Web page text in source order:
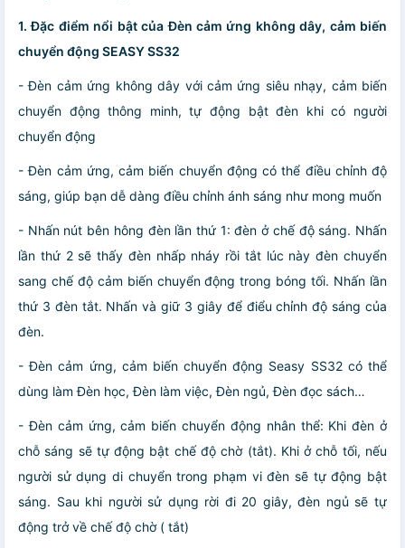
1. Đặc điểm nổi bật của Đèn cảm ứng không dây, cảm biến
chuyển động SEASY SS32
- Đèn cảm ứng không dây với cảm ứng siêu nhạy, cảm biến
chuyển động thông minh, tự động bật đèn khi có người
chuyển động
- Đèn cảm ứng, cảm biến chuyển động có thể điều chỉnh độ
sáng, giúp bạn dễ dàng điều chỉnh ánh sáng như mong muốn
- Nhấn nút bên hông đèn lần thứ 1: đèn ở chế độ sáng. Nhấn
lần thứ 2 sẽ thấy đèn nhấp nháy rồi tắt lúc này đèn chuyển
sang chế độ cảm biến chuyển động trong bóng tối. Nhấn lần
thứ 3 đèn tắt. Nhấn và giữ 3 giây để điểu chỉnh độ sáng của
đèn.
- Đèn cảm ứng, cảm biến chuyển động Seasy SS32 có thể
dùng làm Đèn học, Đèn làm việc, Đèn ngủ, Đèn đọc sách…
- Đèn cảm ứng, cảm biến chuyển động nhân thể: Khi đèn ở
chỗ sáng sẽ tự động bật chế độ chờ (tắt). Khi ở chỗ tối, nếu
người sử dụng di chuyển trong phạm vi đèn sẽ tự động bật
sáng. Sau khi người sử dụng rời đi 20 giây, đèn ngủ sẽ tự
động trở về chế độ chờ ( tắt)